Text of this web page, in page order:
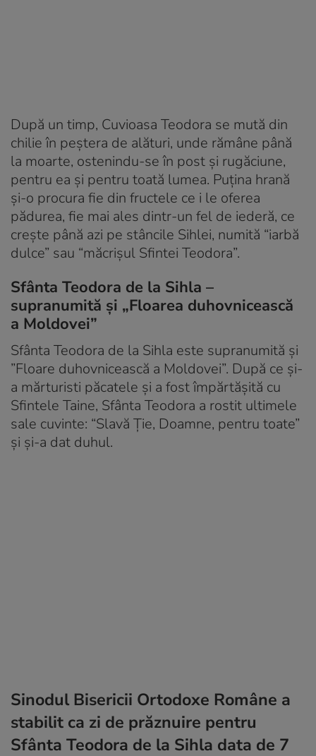
După un timp, Cuvioasa Teodora se mută din
chilie în peştera de alături, unde rămâne până
la moarte, ostenindu-se în post şi rugăciune,
pentru ea şi pentru toată lumea. Puţina hrană
şi-o procura fie din fructele ce i le oferea
pădurea, fie mai ales dintr-un fel de iederă, ce
creşte până azi pe stâncile Sihlei, numită “iarbă
dulce” sau “măcrişul Sfintei Teodora”.
Sfânta Teodora de la Sihla –
supranumită și „Floarea duhovnicească
a Moldovei”
Sfânta Teodora de la Sihla este supranumită și
”Floare duhovnicească a Moldovei”. După ce și-
a mărturisti păcatele și a fost împărtășită cu
Sfintele Taine, Sfânta Teodora a rostit ultimele
sale cuvinte: “Slavă Ție, Doamne, pentru toate”
și și-a dat duhul.
Sinodul Bisericii Ortodoxe Române a
stabilit ca zi de prăznuire pentru
Sfânta Teodora de la Sihla data de 7